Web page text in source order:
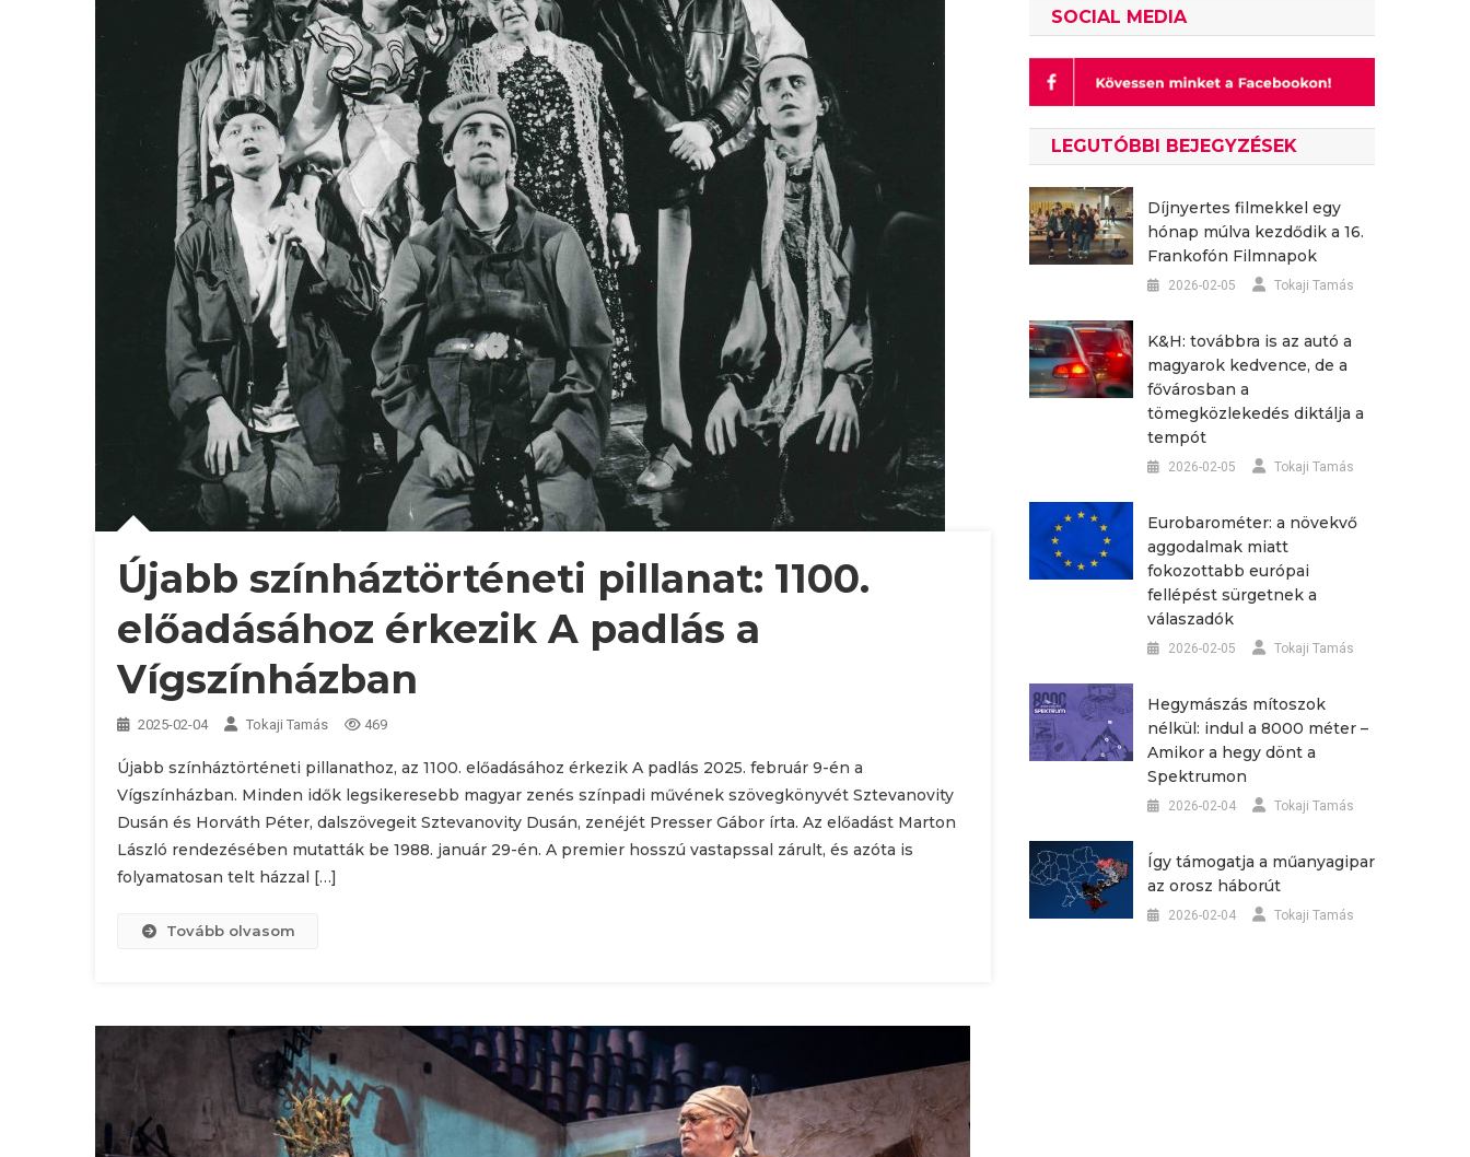
Újabb színháztörténeti pillanat: 1100.
előadásához érkezik A padlás a
Vígszínházban
2025-02-04 Tokaji Tamás 469
Újabb színháztörténeti pillanathoz, az 1100. előadásához érkezik A padlás 2025. február 9-én a
Vígszínházban. Minden idők legsikeresebb magyar zenés színpadi művének szövegkönyvét Sztevanovity
Dusán és Horváth Péter, dalszövegeit Sztevanovity Dusán, zenéjét Presser Gábor írta. Az előadást Marton
László rendezésében mutatták be 1988. január 29-én. A premier hosszú vastapssal zárult, és azóta is
folyamatosan telt házzal […]
Tovább olvasom
SOCIAL MEDIA
LEGUTÓBBI BEJEGYZÉSEK
Díjnyertes filmekkel egy
hónap múlva kezdődik a 16.
Frankofón Filmnapok
2026-02-05 Tokaji Tamás
K&H: továbbra is az autó a
magyarok kedvence, de a
fővárosban a
tömegközlekedés diktálja a
tempót
2026-02-05 Tokaji Tamás
Eurobarométer: a növekvő
aggodalmak miatt
fokozottabb európai
fellépést sürgetnek a
válaszadók
2026-02-05 Tokaji Tamás
Hegymászás mítoszok
nélkül: indul a 8000 méter –
Amikor a hegy dönt a
Spektrumon
2026-02-04 Tokaji Tamás
Így támogatja a műanyagipar
az orosz háborút
2026-02-04 Tokaji Tamás